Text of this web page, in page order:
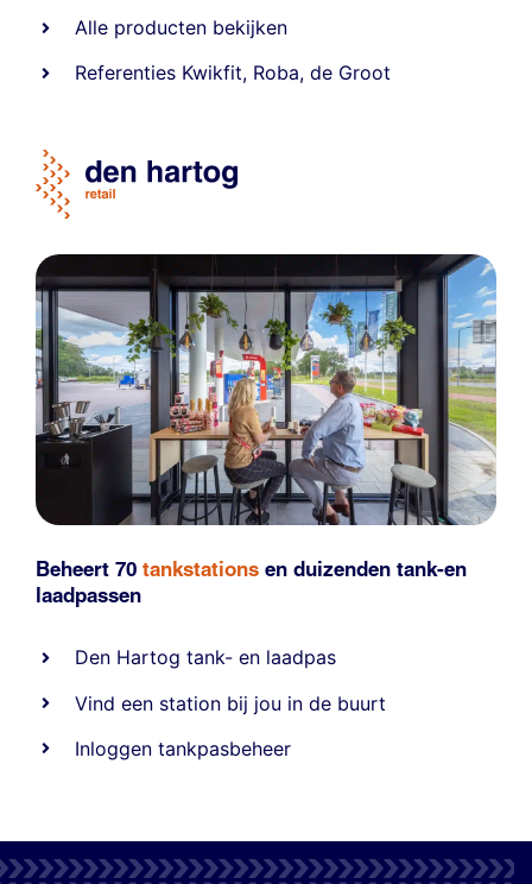
Alle producten bekijken
Referenties Kwikfit, Roba,de Groot
Beheert 70 tankstations en duizenden tank-en
laadpassen
Den Hartog tank- en laadpas
Vind een station bij jou in de buurt
Inloggen tankpasbeheer